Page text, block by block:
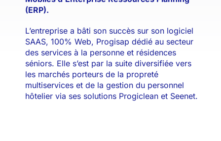
(ERP).
L’entreprise a bâti son succès sur son logiciel
SAAS, 100% Web, Progisap dédié au secteur
des services à la personne et résidences
séniors. Elle s’est par la suite diversifiée vers
les marchés porteurs de la propreté
multiservices et de la gestion du personnel
hôtelier via ses solutions Progiclean et Seenet.